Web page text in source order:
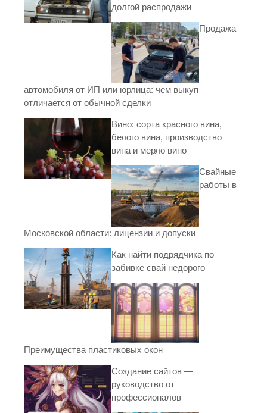
долгой распродажи
Продажа
автомобиля от ИП или юрлица: чем выкуп
отличается от обычной сделки
Вино: сорта красного вина,
белого вина, производство
вина и мерло вино
Свайные
работы в
Московской области: лицензии и допуски
Как найти подрядчика по
забивке свай недорого
Преимущества пластиковых окон
Создание сайтов —
руководство от
профессионалов